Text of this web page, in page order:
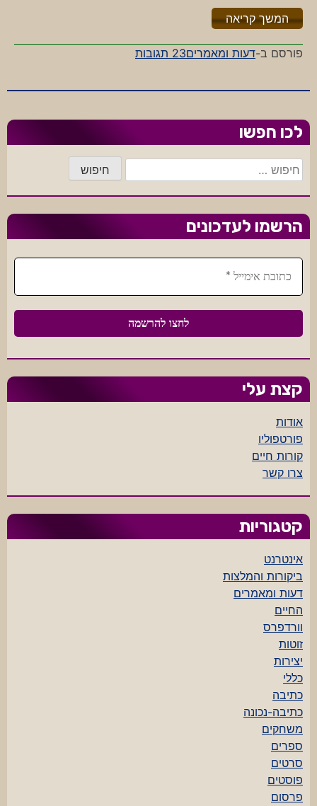
המשך קריאה"%s"
פורסם ב-דעות ומאמרים23 תגובות
על
הוא
ומשעמם
לכו חפשו
חיפוש:
הרשמו לעדכונים
קצת עלי
אודות
פורטפוליו
קורות חיים
צרו קשר
קטגוריות
אינטרנט
ביקורות והמלצות
דעות ומאמרים
החיים
וורדפרס
זוטות
יצירות
כללי
כתיבה
כתיבה-נכונה
משחקים
ספרים
סרטים
פוסטים
פרסום